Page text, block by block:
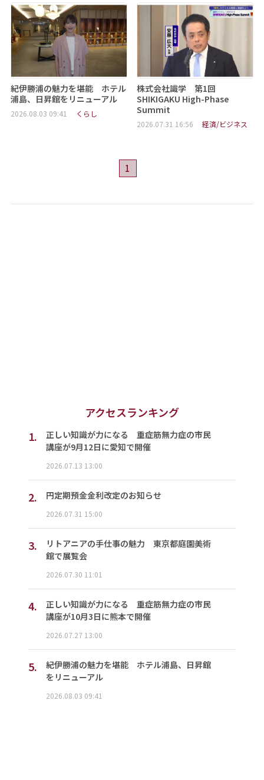
紀伊勝浦の魅力を堪能 ホテル
浦島、日昇館をリニューアル
2026.08.03 09:41 くらし
株式会社識学 第1回
SHIKIGAKU High-Phase
Summit
2026.07.31 16:56 経済/ビジネス
1
アクセスランキング
1.
正しい知識が力になる 重症筋無力症の市民
講座が9月12日に愛知で開催
2026.07.13 13:00
2. 円定期預金金利改定のお知らせ
2026.07.31 15:00
3.
リトアニアの手仕事の魅力 東京都庭園美術
館で展覧会
2026.07.30 11:01
4.
正しい知識が力になる 重症筋無力症の市民
講座が10月3日に熊本で開催
2026.07.27 13:00
5.
紀伊勝浦の魅力を堪能 ホテル浦島、日昇館
をリニューアル
2026.08.03 09:41